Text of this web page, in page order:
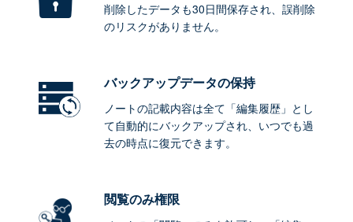
削除したデータも30日間保存され、誤削除
のリスクがありません。
バックアップデータの保持
ノートの記載内容は全て「編集履歴」とし
て自動的にバックアップされ、いつでも過
去の時点に復元できます。
閲覧のみ権限